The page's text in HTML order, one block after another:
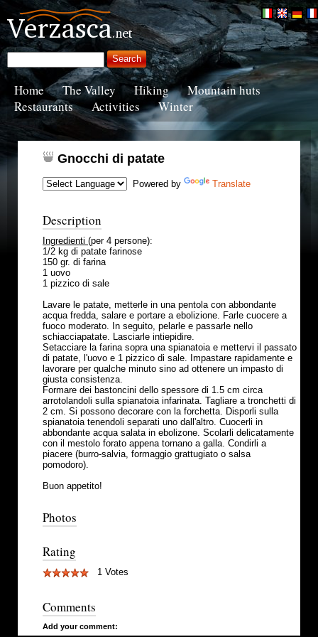
Home The Valley Hiking
Mountain huts
Restaurants
Activities Winter
Gnocchi di patate
Powered by Translate
Description
Ingredienti (per 4 persone):
1/2 kg di patate farinose
150 gr. di farina
1 uovo
1 pizzico di sale
Lavare le patate, metterle in una pentola con abbondante
acqua fredda, salare e portare a ebolizione. Farle cuocere a
fuoco moderato. In seguito, pelarle e passarle nello
schiacciapatate. Lasciarle intiepidire.
Setacciare la farina sopra una spianatoia e mettervi il passato
di patate, l'uovo e 1 pizzico di sale. Impastare rapidamente e
lavorare per qualche minuto sino ad ottenere un impasto di
giusta consistenza.
Formare dei bastoncini dello spessore di 1.5 cm circa
arrotolandoli sulla spianatoia infarinata. Tagliare a tronchetti di
2 cm. Si possono decorare con la forchetta. Disporli sulla
spianatoia tenendoli separati uno dall'altro. Cuocerli in
abbondante acqua salata in ebolizone. Scolarli delicatamente
con il mestolo forato appena tornano a galla. Condirli a
piacere (burro-salvia, formaggio grattugiato o salsa
pomodoro).
Buon appetito!
Photos
Rating
1 Votes
Comments
Add your comment: